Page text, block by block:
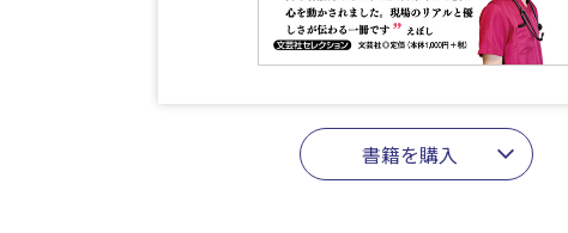
書籍を購入